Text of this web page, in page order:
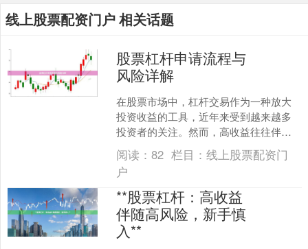
线上股票配资门户 相关话题
股票杠杆申请流程与
风险详解
在股票市场中，杠杆交易作为一种放大
投资收益的工具，近年来受到越来越多
投资者的关注。然而，高收益往往伴随
着高风险。本文将从申请流程和风险控
制两个方面，为您全面解析....
阅读：82 栏目：线上股票配资门
户
**股票杠杆：高收益
伴随高风险，新手慎
入**